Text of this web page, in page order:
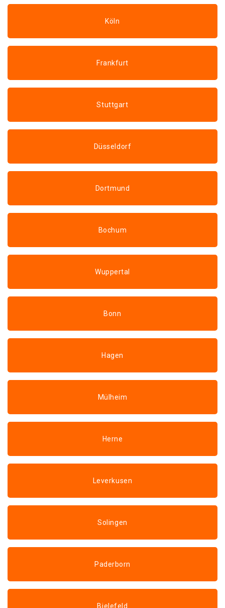
Köln
Frankfurt
Stuttgart
Düsseldorf
Dortmund
Bochum
Wuppertal
Bonn
Hagen
Mülheim
Herne
Leverkusen
Solingen
Paderborn
Bielefeld